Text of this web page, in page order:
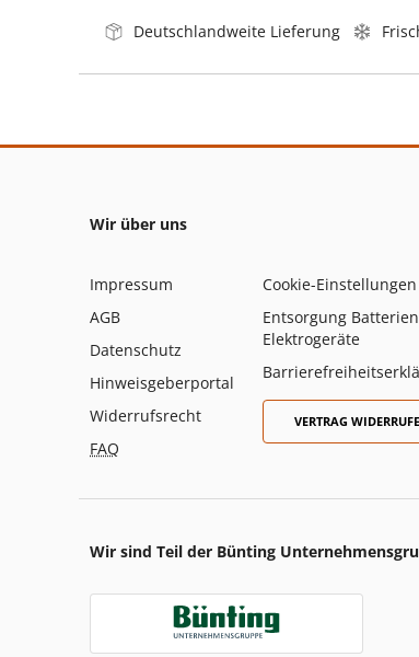
Deutschlandweite Lieferung
Wir über uns
Impressum
AGB
Datenschutz
Hinweisgeberportal
Widerrufsrecht
FAQ
Cookie-Einstellungen
Entsorgung
Elektrogeräte
VERTRAG
Wir sind Teil der Bünting